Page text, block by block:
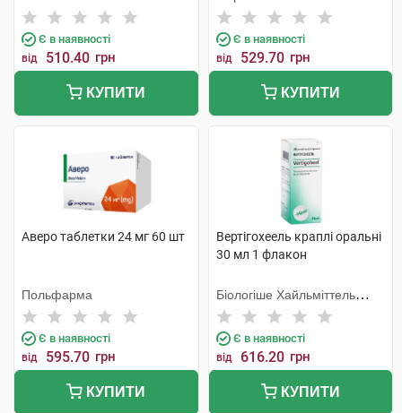
Шорндорф ГмбХ
Є в наявності
від 510.40 грн
КУПИТИ
Є в наявності
від 529.70 грн
КУПИТИ
Аверо таблетки 24 мг 60 шт
Польфарма
Є в наявності
від 595.70 грн
КУПИТИ
Вертігохеель краплі оральні
30 мл 1 флакон
Біологіше Хайльміттель
Хеель
Є в наявності
від 616.20 грн
КУПИТИ